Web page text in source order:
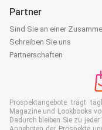
Partner
Sind Sie an einer
Schreiben Sie uns
Partnerschaften
Prospektangebote trägt
Magazine und Lookbooks
Dadurch bleiben Sie zu